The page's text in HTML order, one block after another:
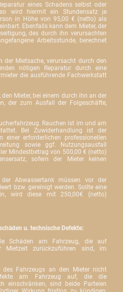
eines Schadens selbst oder
wird hiermit ein Stundensatz je
in Höhe von 95,00 € (netto) als
Ebenfalls kann dem Mieter, der
des durch ihn verursachten
Arbeitsstunde, berechnet
der Mietsache, verursacht durch den
nötigen Reparatur durch eine
die ausführende Fachwerkstatt
Mieter, bei einem durch ihn an der
der zum Ausfall der Folgeschäfte,
Rauchen ist im und am
Bei Zuwiderhandlung ist der
einer erforderlichen professionellen
sowie ggf. Nutzungsausfall
Mindestbetrag von 500,00 € (netto)
sofern der Mieter keinen
Abwassertank müssen vor der
bzw. gereinigt werden. Sollte eine
wird diese mit 250,00€ (netto)
u. technische Defekte:
Schäden am Fahrzeug, die auf
Mietzeit zurückzuführen sind, im
des Fahrzeugs an den Mieter nicht
am Fahrzeug auf, die die
einschränken, sind beide Parteien